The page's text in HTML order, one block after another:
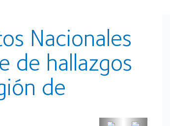
Nacionales
de hallazgos
de